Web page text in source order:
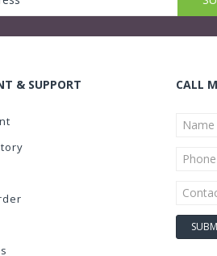
& SUPPORT CALL